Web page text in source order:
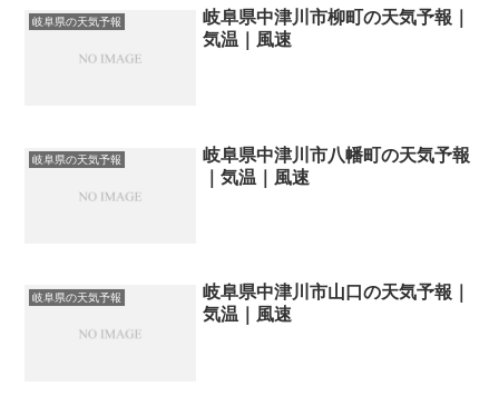
岐阜県の天気予報
岐阜県中津川市柳町の天気予報｜
気温｜風速
岐阜県の天気予報
岐阜県中津川市八幡町の天気予報
｜気温｜風速
岐阜県の天気予報
岐阜県中津川市山口の天気予報｜
気温｜風速